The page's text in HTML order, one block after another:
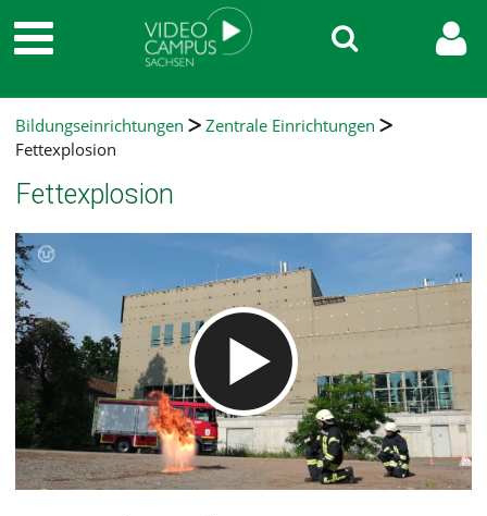
Bildungseinrichtungen
Zentrale Einrichtungen
Fettexplosion
Fettexplosion